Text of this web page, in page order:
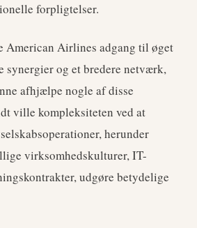
forpligtelser.
American Airlines adgang til øget
synergier og et bredere netværk,
afhjælpe nogle af disse
ville kompleksiteten ved at
herunder
virksomhedskulturer, IT-
udgøre betydelige